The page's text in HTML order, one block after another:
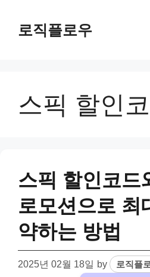
content로직플로우
스픽 할인
스픽 할인코드
로모션으로 최
약하는 방법
2025년 02월 18일 by 로직플